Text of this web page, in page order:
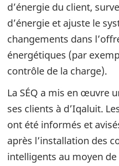
d’énergie du client,
d’énergie et ajuste le
changements dans
énergétiques (par
contrôle de la charge).
La SÉQ a mis en œuvre
ses clients à d’Iqaluit.
ont été informés et
après l’installation des
intelligents au moyen de